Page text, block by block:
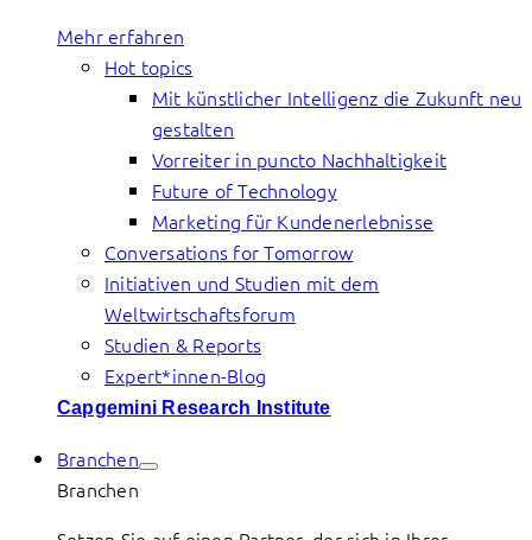
Mehr erfahren
Hot topics
Mit künstlicher Intelligenz die Zukunft neu
gestalten
Vorreiter in puncto Nachhaltigkeit
Future of Technology
Marketing für Kundenerlebnisse
Conversations for Tomorrow
Initiativen und Studien mit dem
Weltwirtschaftsforum
Studien & Reports
Expert*innen-Blog
Capgemini Research Institute
Branchen
Branchen